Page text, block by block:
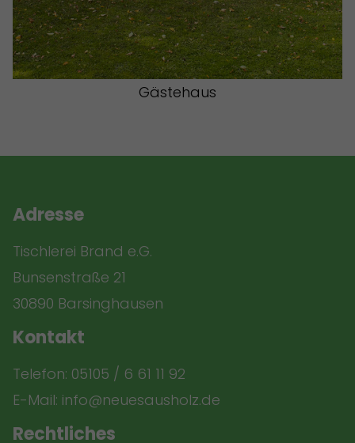
Gästehaus
Adresse
Tischlerei Brand e.G.
Bunsenstraße 21
30890 Barsinghausen
Kontakt
Telefon: 05105 / 6 61 11 92
E-Mail: info@neuesausholz.de
Rechtliches